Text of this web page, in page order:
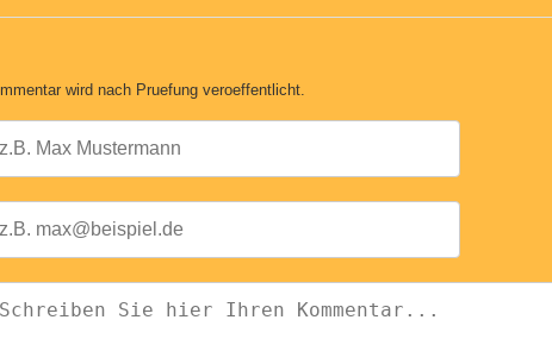
wird nach Pruefung veroeffentlicht.